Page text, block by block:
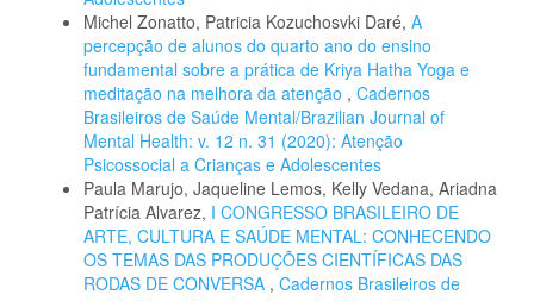
Michel Zonatto, Patricia Kozuchosvki Daré, A
percepção de alunos do quarto ano do ensino
fundamental sobre a prática de Kriya Hatha Yoga e
meditação na melhora da atenção , Cadernos
Brasileiros de Saúde Mental/Brazilian Journal of
Mental Health: v. 12 n. 31 (2020): Atenção
Psicossocial a Crianças e Adolescentes
Paula Marujo, Jaqueline Lemos, Kelly Vedana, Ariadna
Patrícia Alvarez, I CONGRESSO BRASILEIRO DE
ARTE, CULTURA E SAÚDE MENTAL: CONHECENDO
OS TEMAS DAS PRODUÇÕES CIENTÍFICAS DAS
RODAS DE CONVERSA , Cadernos Brasileiros de